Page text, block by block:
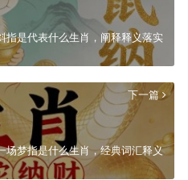
指是代表什么生肖，阐释释义落实
下一篇
场梦指是什么生肖，经典词汇释义